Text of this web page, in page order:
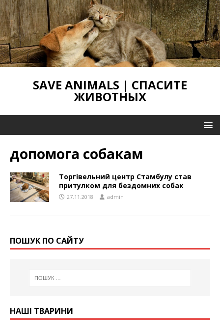
SAVE ANIMALS | СПАСИТЕ
ЖИВОТНЫХ
допомога собакам
Торгівельний центр Стамбулу став
притулком для бездомних собак
27.11.2018 admin
ПОШУК ПО САЙТУ
НАШІ ТВАРИНИ